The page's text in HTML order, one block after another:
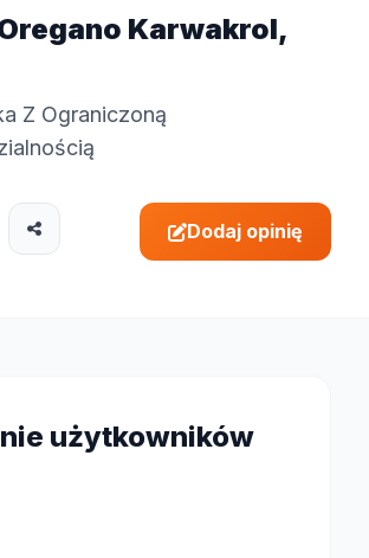
Karwakrol,
Z Ograniczoną
Dodaj opinię
użytkowników